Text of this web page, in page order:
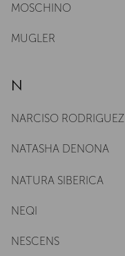
MOSCHINO
MUGLER
N
NARCISO RODRIGUEZ
NATASHA DENONA
NATURA SIBERICA
NEQI
NESCENS